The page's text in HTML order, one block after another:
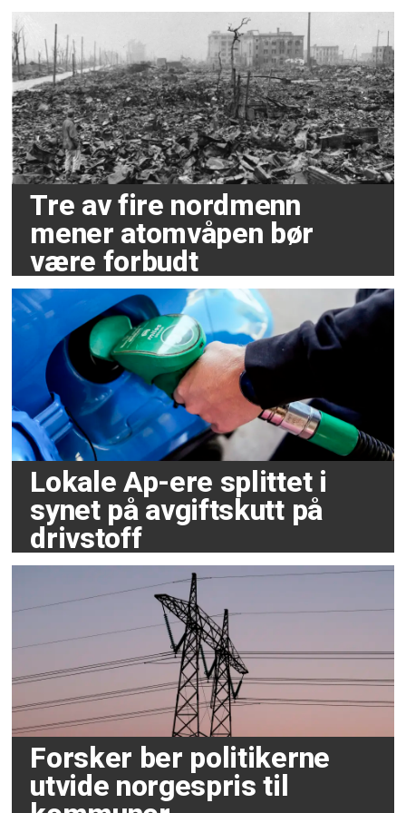
Tre av fire nordmenn
mener atomvåpen bør
være forbudt
Lokale Ap-ere splittet i
synet på avgiftskutt på
drivstoff
Forsker ber politikerne
utvide norgespris til